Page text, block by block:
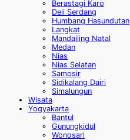
Berastagi Karo
Deli Serdang
Humbang Hasundutan
Langkat
Mandailing Natal
Medan
Nias
Nias Selatan
Samosir
Sidikalang Dairi
Simalungun
Wisata
Yogyakarta
Bantul
Gunungkidul
Wonosari